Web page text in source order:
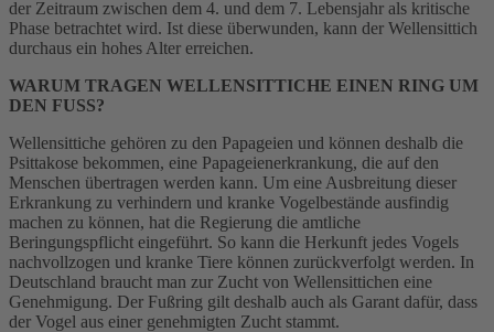
der Zeitraum zwischen dem 4. und dem 7. Lebensjahr als kritische
Phase betrachtet wird. Ist diese überwunden, kann der Wellensittich
durchaus ein hohes Alter erreichen.
WARUM TRAGEN WELLENSITTICHE EINEN RING UM
DEN FUSS?
Wellensittiche gehören zu den Papageien und können deshalb die
Psittakose bekommen, eine Papageienerkrankung, die auf den
Menschen übertragen werden kann. Um eine Ausbreitung dieser
Erkrankung zu verhindern und kranke Vogelbestände ausfindig
machen zu können, hat die Regierung die amtliche
Beringungspflicht eingeführt. So kann die Herkunft jedes Vogels
nachvollzogen und kranke Tiere können zurückverfolgt werden. In
Deutschland braucht man zur Zucht von Wellensittichen eine
Genehmigung. Der Fußring gilt deshalb auch als Garant dafür, dass
der Vogel aus einer genehmigten Zucht stammt.